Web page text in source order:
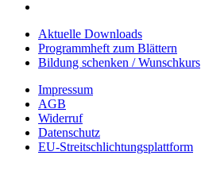
Aktuelle Downloads
Programmheft zum Blättern
Bildung schenken / Wunschkurs
Impressum
AGB
Widerruf
Datenschutz
EU-Streitschlichtungsplattform